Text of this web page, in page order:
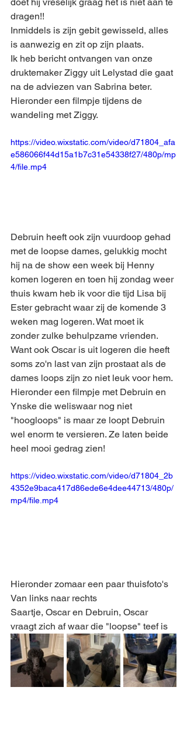
dragen!!
Inmiddels is zijn gebit gewisseld, alles
is aanwezig en zit op zijn plaats.
Ik heb bericht ontvangen van onze
druktemaker Ziggy uit Lelystad die gaat
na de adviezen van Sabrina beter.
Hieronder een filmpje tijdens de
wandeling met Ziggy.
https://video.wixstatic.com/video/d71804_afa
e586066f44d15a1b7c31e54338f27/480p/mp
4/file.mp4
Debruin heeft ook zijn vuurdoop gehad
met de loopse dames, gelukkig mocht
hij na de show een week bij Henny
komen logeren en toen hij zondag weer
thuis kwam heb ik voor die tijd Lisa bij
Ester gebracht waar zij de komende 3
weken mag logeren. Wat moet ik
zonder zulke behulpzame vrienden.
Want ook Oscar is uit logeren die heeft
soms zo'n last van zijn prostaat als de
dames loops zijn zo niet leuk voor hem.
Hieronder een filmpje met Debruin en
Ynske die weliswaar nog niet
"hoogloops" is maar ze loopt Debruin
wel enorm te versieren. Ze laten beide
heel mooi gedrag zien!
https://video.wixstatic.com/video/d71804_2b
4352e9baca417d86ede6e4dee44713/480p/
mp4/file.mp4
Hieronder zomaar een paar thuisfoto's
Van links naar rechts
Saartje, Oscar en Debruin, Oscar
vraagt zich af waar die "loopse" teef is